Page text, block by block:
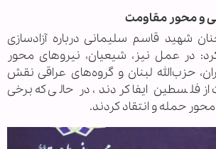
و محور مقاومت
شهید قاسم سلیمانی درباره آزادسازی
در عمل نیز، شیعیان، نیروهای محور
حزب‌الله لبنان و گروه‌های عراقی نقش
فلسطین ایفا کردند، در حالی که برخی
حمله و انتقاد کردند.